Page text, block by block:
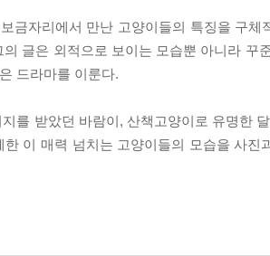
금자리에서 만난 고양이들의 특징을 구체
글은 외적으로 보이는 모습뿐 아니라 꾸
드라마를 이룬다.
를 받았던 바람이, 산책고양이로 유명한
이 매력 넘치는 고양이들의 모습을 사진